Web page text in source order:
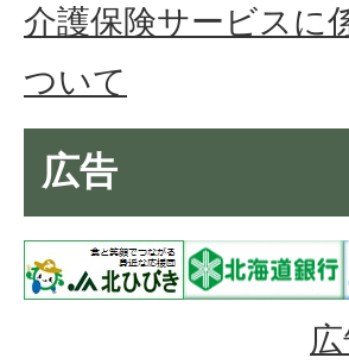
介護保険サービスに
ついて
広告